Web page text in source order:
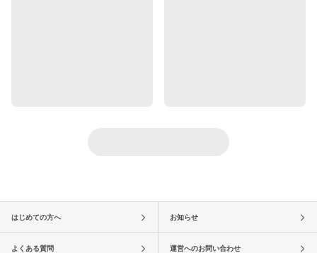
はじめての方へ お知らせ
よくある質問 運営へのお問い合わせ